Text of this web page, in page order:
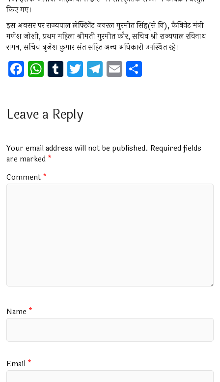
किए गए।
इस अवसर पर राज्यपाल लेफ्टिनेंट जनरल गुरमीत सिंह(से नि), कैबिनेट मंत्री
गणेश जोशी, प्रथम महिला श्रीमती गुरमीत कौर, सचिव श्री राज्यपाल रविनाथ
रामन, सचिव बृजेश कुमार संत सहित अन्य अधिकारी उपस्थित रहे।
F
a
b
o
k
W
h
s
p
p
T
u
bl
T
wi
er
T
el
m
E
m
Leave a Reply
Your email address will not be published. Required fields
are marked *
Comment *
Name *
Email *